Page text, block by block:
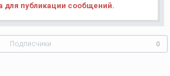
для публикации сообщений.
Подписчики 0